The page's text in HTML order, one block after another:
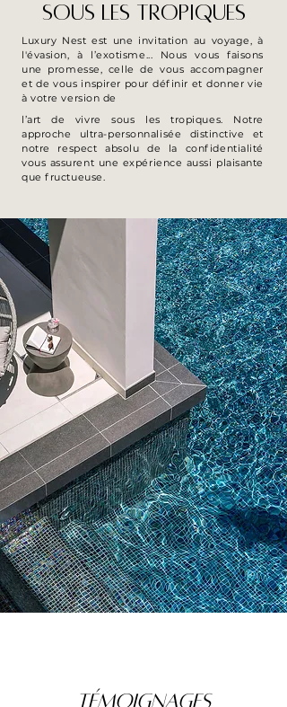
SOUS LES TROPIQUES
Luxury Nest est une invitation au voyage, à
l'évasion, à l’exotisme... Nous vous faisons
une promesse, celle de vous accompagner
et de vous inspirer pour définir et donner vie
à votre version de
l’art de vivre sous les tropiques. Notre
approche ultra-personnalisée distinctive et
notre respect absolu de la confidentialité
vous assurent une expérience aussi plaisante
que fructueuse.
TÉMOIGNAGES